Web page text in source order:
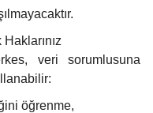
veri sorumlusuna
öğrenme,